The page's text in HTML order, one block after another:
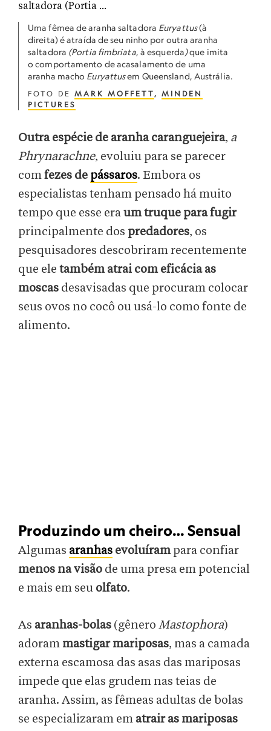
Uma fêmea de aranha saltadora Euryattus(à
direita) é atraída de seu ninho por outra aranha
saltadora (Portia fimbriata, à esquerda)que imita
o comportamento de acasalamento de uma
aranha macho Euryattusem Queensland, Austrália.
FOTO DE MARK MOFFETT, MINDEN
PICTURES
Outra espécie de aranha caranguejeira, a
Phrynarachne, evoluiu para se parecer
comfezes de pássaros. Embora os
especialistas tenham pensado há muito
tempo que esse eraum truque para fugir
principalmente dos predadores, os
pesquisadores descobriram recentemente
que ele também atrai com eficácia as
moscas desavisadas que procuram colocar
seus ovos no cocô ou usá-lo como fonte de
alimento.
Produzindo um cheiro… Sensual
Algumas aranhas evoluírampara confiar
menos na visão de uma presa em potencial
e mais em seu olfato.
As aranhas-bolas (gênero Mastophora)
adoram mastigar mariposas, mas a camada
externa escamosa das asas das mariposas
impede que elas grudem nas teias de
aranha. Assim, as fêmeas adultas de bolas
se especializaram em atrair as mariposas